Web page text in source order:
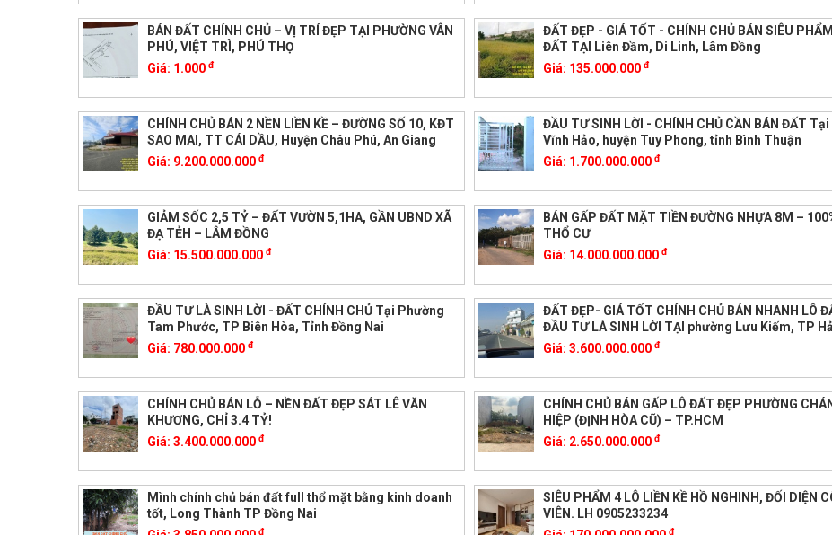
BÁN ĐẤT CHÍNH CHỦ – VỊ TRÍ ĐẸP TẠI PHƯỜNG VÂN
PHÚ, VIỆT TRÌ, PHÚ THỌ
Giá: 1.000 đ
ĐẤT ĐẸP - GIÁ TỐT - CHÍNH CHỦ BÁN SIÊU PHẨM
ĐẤT TẠI Liên Đầm, Di Linh, Lâm Đồng
Giá: 135.000.000đ
CHÍNH CHỦ BÁN 2 NỀN LIỀN KỀ – ĐƯỜNG SỐ 10, KĐT
SAO MAI, TT CÁI DẦU, Huyện Châu Phú, An Giang
Giá: 9.200.000.000 đ
ĐẦU TƯ SINH LỜI - CHÍNH CHỦ CẦN BÁN ĐẤT Tại
Vĩnh Hảo, huyện Tuy Phong, tỉnh Bình Thuận
Giá: 1.700.000.000đ
GIẢM SỐC 2,5 TỶ – ĐẤT VƯỜN 5,1HA, GẦN UBND XÃ
ĐẠ TẺH – LÂM ĐỒNG
Giá: 15.500.000.000 đ
BÁN GẤP ĐẤT MẶT TIỀN ĐƯỜNG NHỰA 8M –
THỔ CƯ
Giá: 14.000.000.000đ
ĐẦU TƯ LÀ SINH LỜI - ĐẤT CHÍNH CHỦ Tại Phường
Tam Phước, TP Biên Hòa, Tỉnh Đồng Nai
Giá: 780.000.000 đ
ĐẤT ĐẸP- GIÁ TỐT CHÍNH CHỦ BÁN NHANH LÔ
ĐẦU TƯ LÀ SINH LỜI TẠI phường Lưu Kiếm, TP
Giá:3.600.000.000đ
CHÍNH CHỦ BÁN LỖ – NỀN ĐẤT ĐẸP SÁT LÊ VĂN
KHƯƠNG, CHỈ 3.4 TỶ!
Giá: 3.400.000.000 đ
CHÍNH CHỦ BÁN GẤP LÔ ĐẤT ĐẸP PHƯỜNG
HIỆP (ĐỊNH HÒA CŨ) – TP.HCM
Giá: 2.650.000.000đ
Mình chính chủ bán đất full thổ mặt bằng kinh doanh
tốt, Long Thành TP Đồng Nai
đ
SIÊU PHẨM 4 LÔ LIỀN KỀ HỒ NGHINH, ĐỐI DIỆN
VIÊN. LH 0905233234
đ